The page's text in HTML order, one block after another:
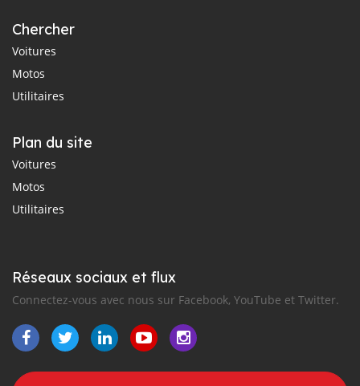
Chercher
Voitures
Motos
Utilitaires
Plan du site
Voitures
Motos
Utilitaires
Réseaux sociaux et flux
Connectez-vous avec nous sur Facebook, YouTube et Twitter.